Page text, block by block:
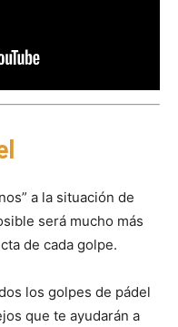
a la situación de
será mucho más
de cada golpe.
los golpes de pádel
que te ayudarán a